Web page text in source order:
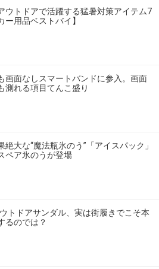
ウトドアで活躍する猛暑対策アイテム7
ー用品ベストバイ】
画面なしスマートバンドに参入。画面
測れる項目てんこ盛り
絶大な“魔法瓶氷のう”「アイスパック」
ペア氷のうが登場
トドアサンダル、実は街履きでこそ本
るのでは？